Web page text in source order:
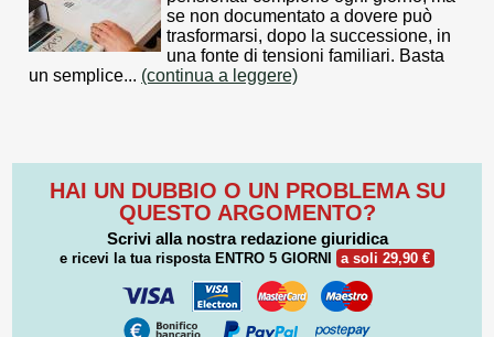
se non documentato a dovere può
trasformarsi, dopo la successione, in
una fonte di tensioni familiari. Basta
un semplice... (continua a leggere)
HAI UN DUBBIO O UN PROBLEMA SU
QUESTO ARGOMENTO?
Scrivi alla nostra redazione giuridica
e ricevi la tua risposta ENTRO 5 GIORNI a soli 29,90 €